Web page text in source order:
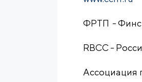
ФРТП -
RBCC -
Ассоциация